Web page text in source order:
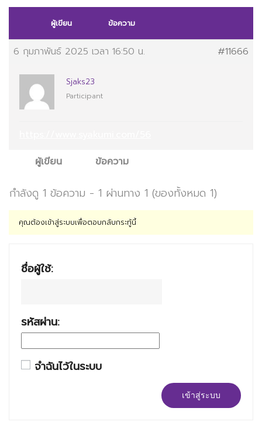
ผู้เขียน ข้อความ
6 กุมภาพันธ์ 2025 เวลา 16:50 น. #11666
Sjaks23
Participant
ผู้เขียน
ข้อความ
กำลังดู 1 ข้อความ - 1 ผ่านทาง 1 (ของทั้งหมด 1)
คุณต้องเข้าสู่ระบบเพื่อตอบกลับกระทู้นี้
ชื่อผู้ใช้:
รหัสผ่าน:
จำฉันไว้ในระบบ
เข้าสู่ระบบ